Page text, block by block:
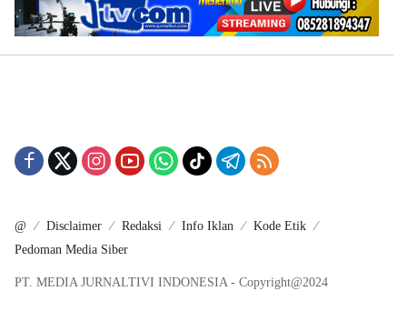
@ Disclaimer Redaksi Info Iklan
Kode Etik
Pedoman Media Siber
PT. MEDIA JURNALTIVI INDONESIA - Copyright@2024